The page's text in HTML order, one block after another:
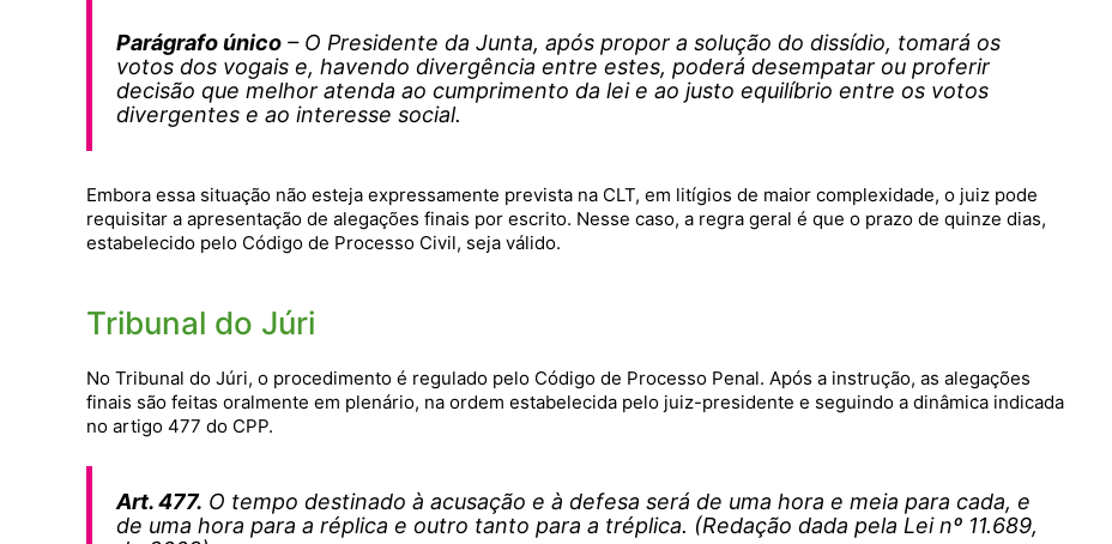
Parágrafo único – O Presidente da Junta, após propor a solução do dissídio, tomará os
votos dos vogais e, havendo divergência entre estes, poderá desempatar ou proferir
decisão que melhor atenda ao cumprimento da lei e ao justo equilíbrio entre os votos
divergentes e ao interesse social.
Embora essa situação não esteja expressamente prevista na CLT, em litígios de maior complexidade, o juiz pode
requisitar a apresentação de alegações finais por escrito. Nesse caso, a regra geral é que o prazo de quinze dias,
estabelecido pelo Código de Processo Civil, seja válido.
Tribunal do Júri
No Tribunal do Júri, o procedimento é regulado pelo Código de Processo Penal. Após a instrução, as alegações
finais são feitas oralmente em plenário, na ordem estabelecida pelo juiz-presidente e seguindo a dinâmica indicada
no artigo 477 do CPP.
Art. 477. O tempo destinado à acusação e à defesa será de uma hora e meia para cada, e
de uma hora para a réplica e outro tanto para a tréplica. (Redação dada pela Lei nº 11.689,